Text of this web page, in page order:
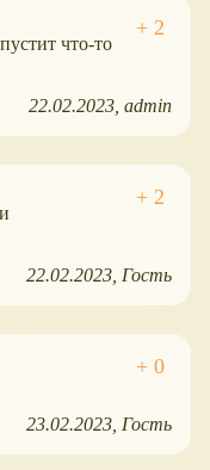
что-то
22.02.2023 admin
22.02.2023 Гость
23.02.2023 Гость